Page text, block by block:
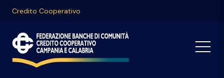
Credito Cooperativo